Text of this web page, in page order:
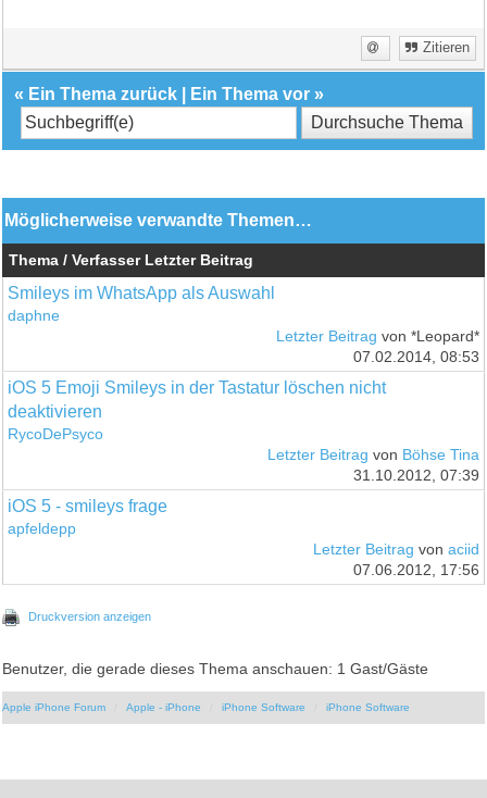
Zitieren
« Ein Thema zurück Ein Thema vor »
Möglicherweise verwandte Themen…
Thema / Verfasser Letzter Beitrag
Smileys im WhatsApp als Auswahl
daphne
Letzter Beitrag von *Leopard*
07.02.2014, 08:53
iOS 5 Emoji Smileys in der Tastatur löschen nicht
deaktivieren
RycoDePsyco
Letzter Beitrag von Böhse Tina
31.10.2012, 07:39
iOS 5 - smileys frage
apfeldepp
Letzter Beitrag von aciid
07.06.2012, 17:56
Druckversion anzeigen
Benutzer, die gerade dieses Thema anschauen: 1 Gast/Gäste
Apple iPhone Forum Apple - iPhone iPhone Software iPhone Software